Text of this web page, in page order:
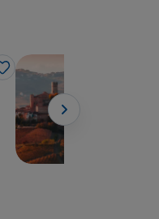
Me gusta